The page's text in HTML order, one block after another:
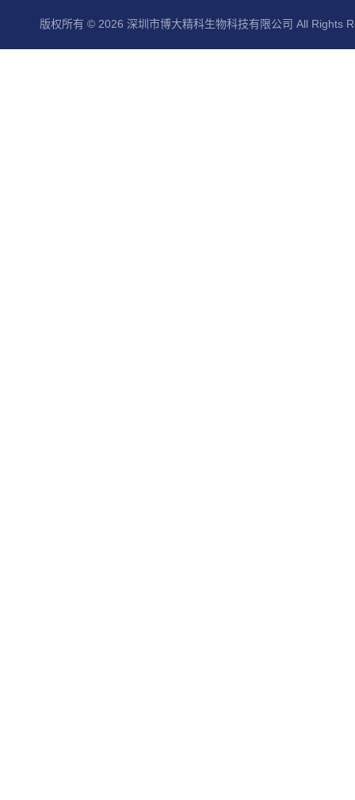
版权所有 © 2026 深圳市博大精科生物科技有限公司 All Rights